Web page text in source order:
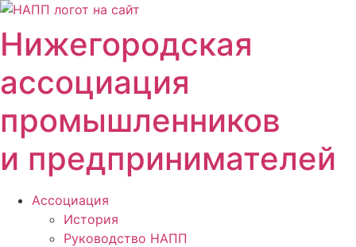
Перейти
содержимому
Нижегородская
ассоциация
промышленников
и предпринимателей
Ассоциация
История
Руководство НАПП